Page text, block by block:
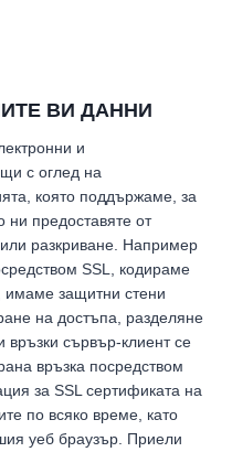
ВИ ДАННИ
и
с оглед на
която поддържаме, за
ни предоставяте от
разкриване. Например
SSL, кодираме
защитни стени
на достъпа, разделяне
връзки сървър-клиент се
връзка посредством
за SSL сертификата на
по всяко време, като
уеб браузър. Приели